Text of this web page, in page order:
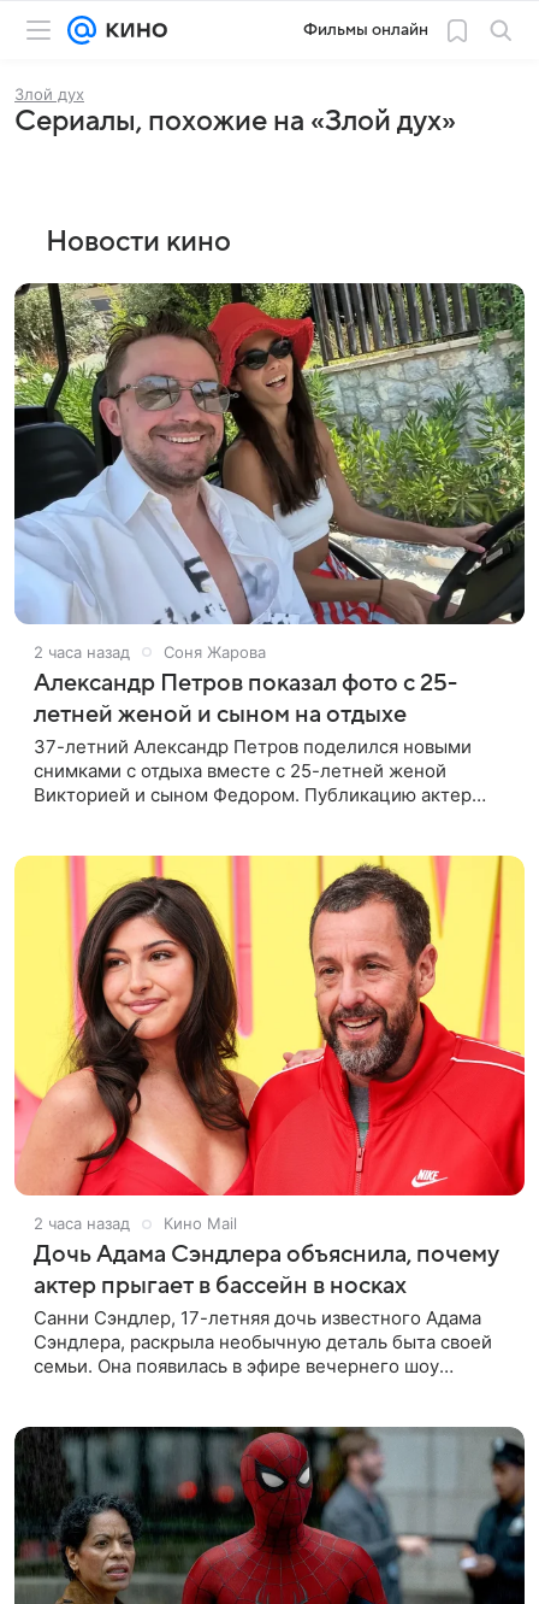
Фильмы онлайн
Злой дух
Сериалы, похожие на «Злой дух»
Новости кино
2 часа назад Соня Жарова
Александр Петров показал фото с 25-
летней женой и сыном на отдыхе
37-летний Александр Петров поделился новыми
снимками с отдыха вместе с 25-летней женой
Викторией и сыном Федором. Публикацию актер
2 часа назад Кино Mail
Дочь Адама Сэндлера объяснила, почему
актер прыгает в бассейн в носках
Санни Сэндлер, 17-летняя дочь известного Адама
Сэндлера, раскрыла необычную деталь быта своей
семьи. Она появилась в эфире вечернего шоу